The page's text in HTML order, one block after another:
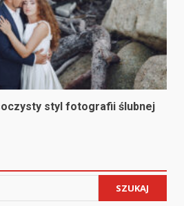
styl fotografii ślubnej
SZUKAJ